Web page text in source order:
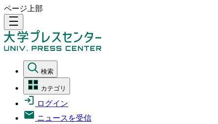
ページ上部
density_medium
検索
カテゴリ
ログイン
ニュースを受信